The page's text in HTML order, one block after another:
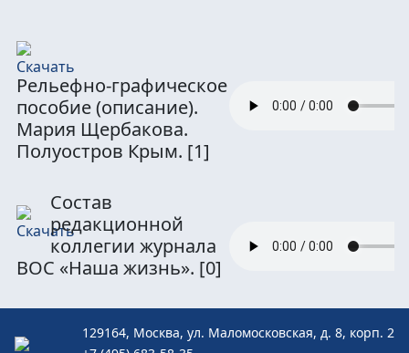
Рельефно‑графическое
пособие (описание).
Мария Щербакова.
Полуостров Крым. [1]
Состав
редакционной
коллегии журнала
ВОС «Наша жизнь». [0]
129164, Москва, ул. Маломосковская, д. 8, корп. 2